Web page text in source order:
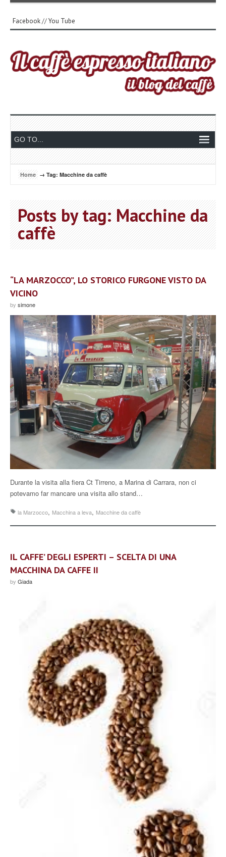
Facebook//You Tube
Home → Tag: Macchine da caffè
Posts by tag: Macchine da
caffè
“LA MARZOCCO”, LO STORICO FURGONE VISTO DA
VICINO
by simone
Durante la visita alla fiera Ct Tirreno, a Marina di Carrara, non ci
potevamo far mancare una visita allo stand…
la Marzocco, Macchina a leva, Macchine da caffè
IL CAFFE’ DEGLI ESPERTI – SCELTA DI UNA
MACCHINA DA CAFFE II
by Giada